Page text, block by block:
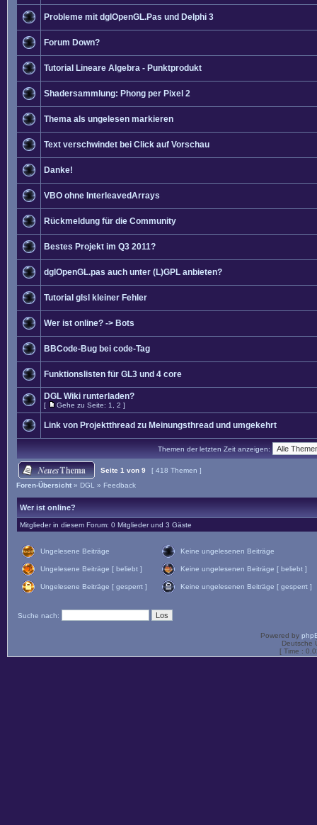
Probleme mit dglOpenGL.Pas und Delphi 3
Forum Down?
Tutorial Lineare Algebra - Punktprodukt
Shadersammlung: Phong per Pixel 2
Thema als ungelesen markieren
Text verschwindet bei Click auf Vorschau
Danke!
VBO ohne InterleavedArrays
Rückmeldung für die Community
Bestes Projekt im Q3 2011?
dglOpenGL.pas auch unter (L)GPL anbieten?
Tutorial glsl kleiner Fehler
Wer ist online? -> Bots
BBCode-Bug bei code-Tag
Funktionslisten für GL3 und 4 core
DGL Wiki runterladen?
[ Gehe zu Seite: 1 2 ]
Link von Projektthread zu Meinungsthread und umgekehrt
Themen der letzten Zeit anzeigen:
Seite 1 von 9
[ 418 Themen ]
Foren-Übersicht » DGL » Feedback
Wer ist online?
Mitglieder in diesem Forum: 0 Mitglieder und 3 Gäste
Ungelesene Beiträge Keine ungelesenen Beiträge
Ungelesene Beiträge [ beliebt ] Keine ungelesenen Beiträge [ beliebt ]
Ungelesene Beiträge [ gesperrt ] Keine ungelesenen Beiträge [ gesperrt ]
Suche nach:
Powered by
Deutsche
[ Time :